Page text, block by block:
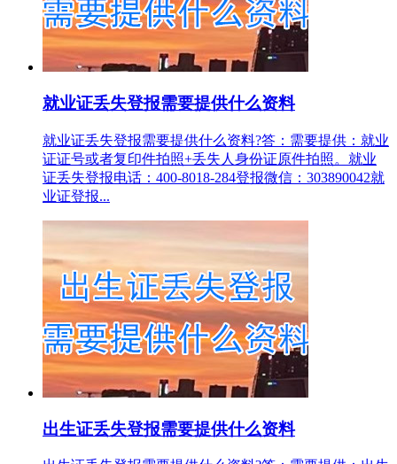
就业证丢失登报需要提供什么资料
就业证丢失登报需要提供什么资料?答：需要提供：就业
证证号或者复印件拍照+丢失人身份证原件拍照。就业
证丢失登报电话：400-8018-284登报微信：303890042就
业证登报...
出生证丢失登报需要提供什么资料